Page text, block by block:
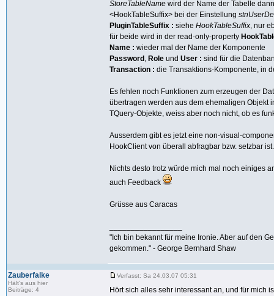
StoreTableName wird der Name der Tabelle
<HookTableSuffix> bei der Einstellung
PluginTableSuffix : siehe HookTableSuffix, nur
für beide wird in der read-only-property
Name : wieder mal der Name der Komponente
Password , Role und User : sind für die
Transaction : die Transaktions-Komponente, in
Es fehlen noch Funktionen zum erzeugen der
übertragen werden aus dem ehemaligen Objekt
TQuery-Objekte, weiss aber noch nicht, ob es
Ausserdem gibt es jetzt eine non-visual-
HookClient von überall abfragbar bzw. setzbar
Nichts desto trotz würde mich mal noch einiges
auch Feedback
Grüsse aus Caracas
"Ich bin bekannt für meine Ironie. Aber auf den
gekommen." - George Bernhard Shaw
Zauberfalke
Hält's aus hier
Beiträge: 4
Verfasst: Sa 24.03.07 05:31
Hört sich alles sehr interessant an, und für mich